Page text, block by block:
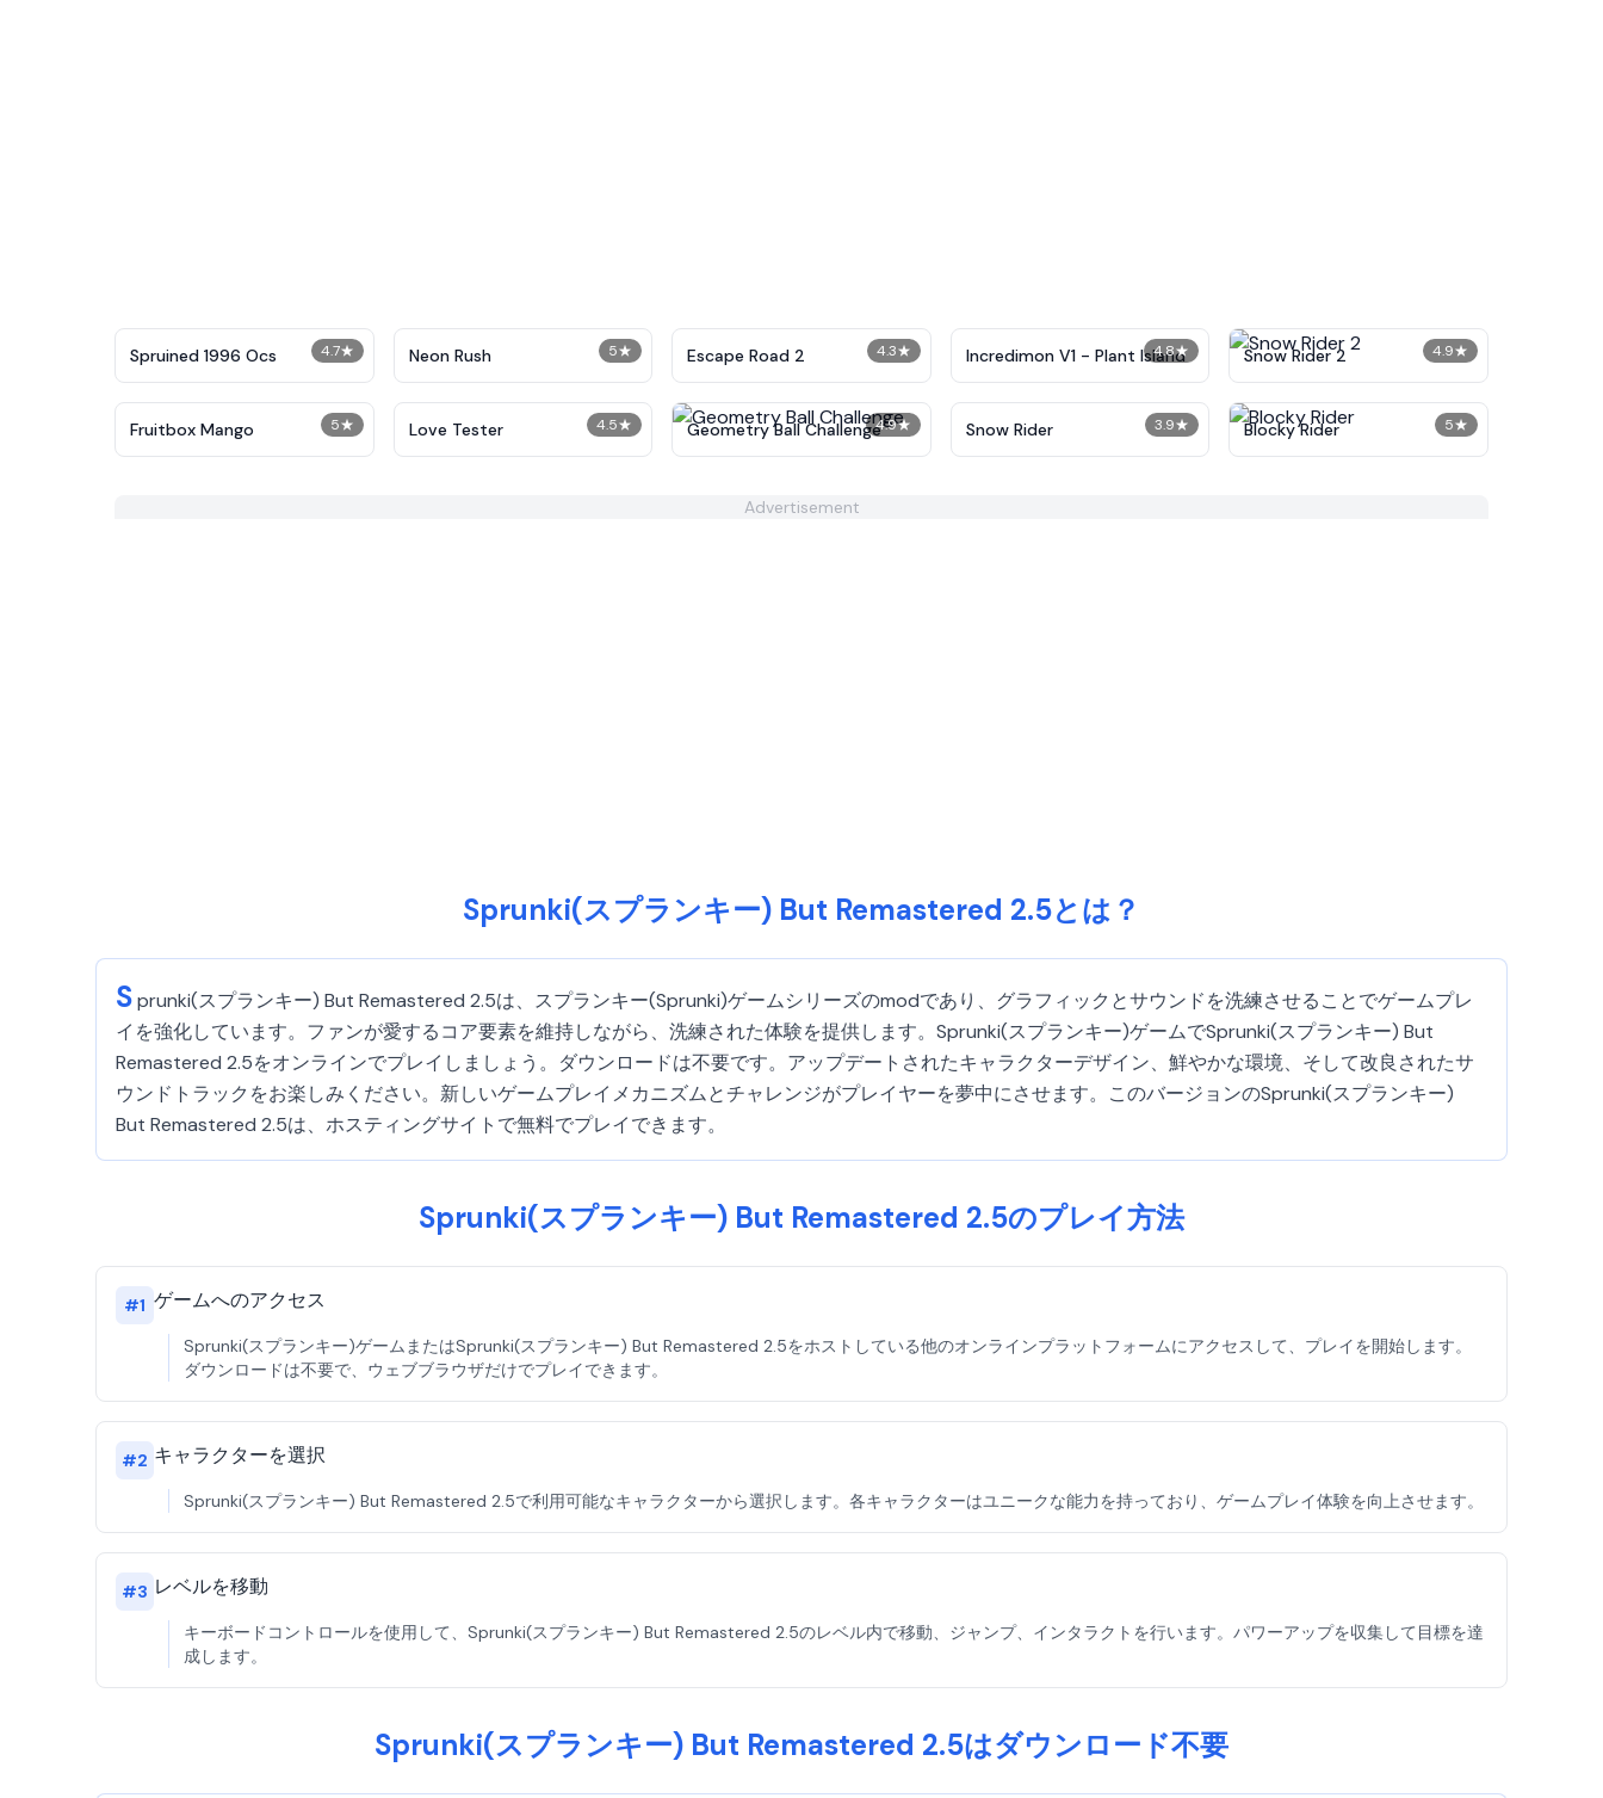
4.7★
Spruined 1996 Ocs​ 5★
Neon Rush 4.3★
Escape Road 2 4.8★
Incredimon V1 - Plant Island 4.9★
Snow Rider 2
5★
Fruitbox Mango 4.5★
Love Tester 4.9★
Geometry Ball Challenge 3.9★
Snow Rider 5★
Blocky Rider
Advertisement
Sprunki(スプランキー) But Remastered 2.5とは？
Sprunki(スプランキー) But Remastered 2.5は、スプランキー(Sprunki)ゲームシリーズのmodであり、グラフィックとサウンドを洗練させることでゲームプレ
イを強化しています。ファンが愛するコア要素を維持しながら、洗練された体験を提供します。Sprunki(スプランキー)ゲームでSprunki(スプランキー) But
Remastered 2.5をオンラインでプレイしましょう。ダウンロードは不要です。アップデートされたキャラクターデザイン、鮮やかな環境、そして改良されたサ
ウンドトラックをお楽しみください。新しいゲームプレイメカニズムとチャレンジがプレイヤーを夢中にさせます。このバージョンのSprunki(スプランキー)
But Remastered 2.5は、ホスティングサイトで無料でプレイできます。
Sprunki(スプランキー) But Remastered 2.5のプレイ方法
#1 ゲームへのアクセス
Sprunki(スプランキー)ゲームまたはSprunki(スプランキー) But Remastered 2.5をホストしている他のオンラインプラットフォームにアクセスして、プレイを開始します。
ダウンロードは不要で、ウェブブラウザだけでプレイできます。
#2 キャラクターを選択
Sprunki(スプランキー) But Remastered 2.5で利用可能なキャラクターから選択します。各キャラクターはユニークな能力を持っており、ゲームプレイ体験を向上させます。
#3 レベルを移動
キーボードコントロールを使用して、Sprunki(スプランキー) But Remastered 2.5のレベル内で移動、ジャンプ、インタラクトを行います。パワーアップを収集して目標を達
成します。
Sprunki(スプランキー) But Remastered 2.5はダウンロード不要